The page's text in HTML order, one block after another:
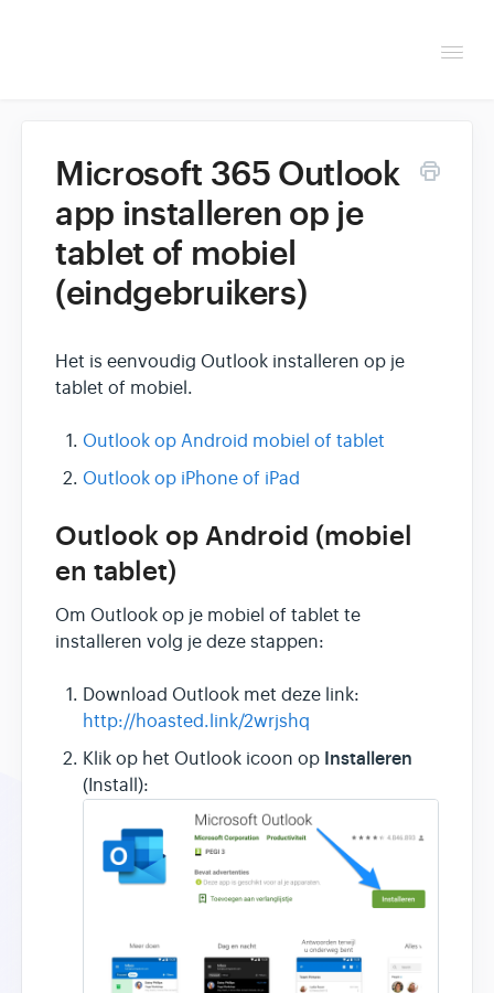
Helpdesk
Optimaliseren & debuggen
Reseller & developer
Microsoft 365 Outlook
app installeren op je
tablet of mobiel
(eindgebruikers)
Het is eenvoudig Outlook installeren op je
tablet of mobiel.
Outlook op Android mobiel of tablet
Outlook op iPhone of iPad
Outlook op Android (mobiel
en tablet)
Om Outlook op je mobiel of tablet te
installeren volg je deze stappen:
Download Outlook met deze link:
http://hoasted.link/2wrjshq
Klik op het Outlook icoon op Installeren
(Install):